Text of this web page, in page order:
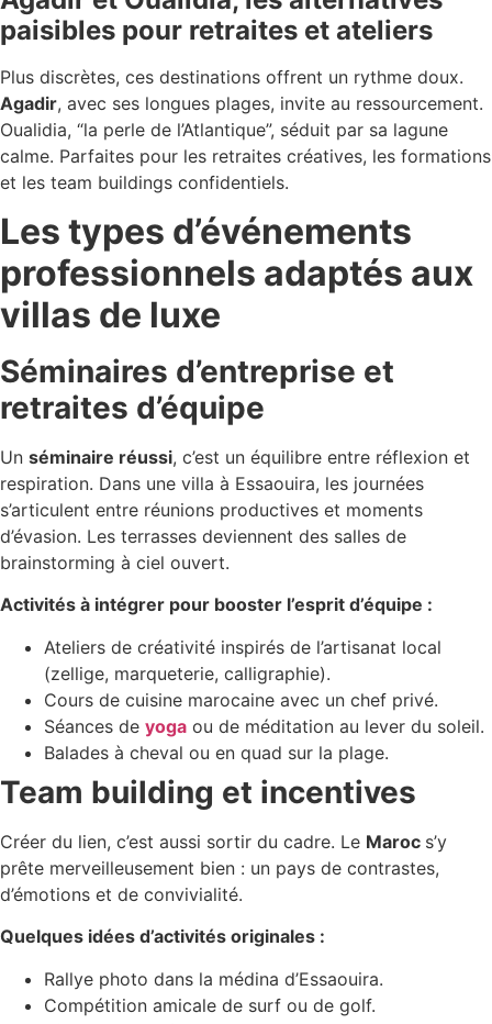
paisibles pour retraites et ateliers
Plus discrètes, ces destinations offrent un rythme doux.
Agadir, avec ses longues plages, invite au ressourcement.
Oualidia, “la perle de l’Atlantique”, séduit par sa lagune
calme. Parfaites pour les retraites créatives, les formations
et les team buildings confidentiels.
Les types d’événements
professionnels adaptés aux
villas de luxe
Séminaires d’entreprise et
retraites d’équipe
Un séminaire réussi, c’est un équilibre entre réflexion et
respiration. Dans une villa à Essaouira, les journées
s’articulent entre réunions productives et moments
d’évasion. Les terrasses deviennent des salles de
brainstorming à ciel ouvert.
Activités à intégrer pour booster l’esprit d’équipe :
Ateliers de créativité inspirés de l’artisanat local
(zellige, marqueterie, calligraphie).
Cours de cuisine marocaine avec un chef privé.
Séances de yoga ou de méditation au lever du soleil.
Balades à cheval ou en quad sur la plage.
Team building et incentives
Créer du lien, c’est aussi sortir du cadre. Le Maroc s’y
prête merveilleusement bien : un pays de contrastes,
d’émotions et de convivialité.
Quelques idées d’activités originales :
Rallye photo dans la médina d’Essaouira.
Compétition amicale de surf ou de golf.